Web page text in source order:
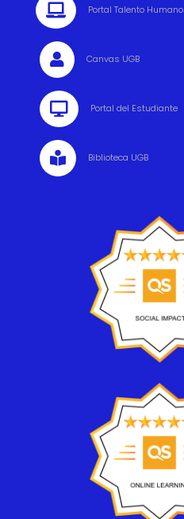
 Portal Talento Humano
 Canvas UGB
 Portal del Estudiante
 Biblioteca UGB